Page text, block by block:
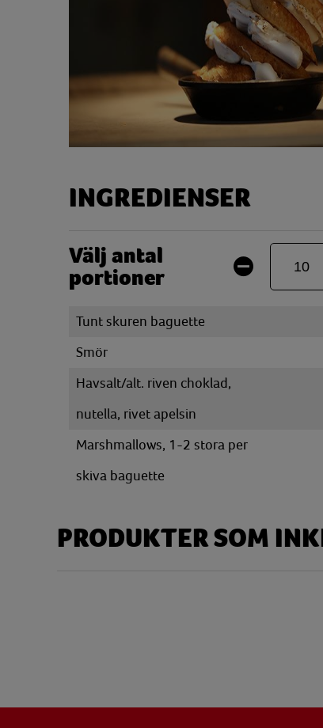
INGREDIENSER
Välj antal
portioner
Tunt skuren baguette
Smör
Havsalt/alt. riven choklad,
nutella, rivet apelsin
Marshmallows, 1-2 stora per
skiva baguette
PRODUKTER SOM